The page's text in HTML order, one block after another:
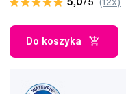
5,0/5 (12x)
Do koszyka